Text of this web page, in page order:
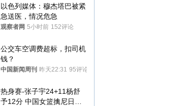
以色列媒体：穆杰塔巴被紧
急送医，情况危急
观察者网 5小时前 152评论
公交车空调费超标，扣司机
钱？
中国新闻周刊 昨天22:31 95评论
热身赛-张子宇24+11杨舒
予12分 中国女篮擒尼日利